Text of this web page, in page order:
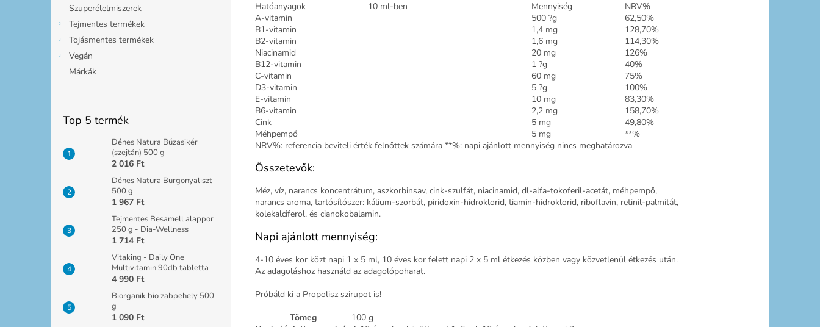
Szuperélelmiszerek
Tejmentes termékek
Tojásmentes termékek
Vegán
Márkák
Top 5 termék
Dénes Natura Búzasikér
(szejtán) 500 g
2 016 Ft
Dénes Natura Burgonyaliszt
500 g
1 967 Ft
Tejmentes Besamell alappor
250 g - Dia-Wellness
1 714 Ft
Vitaking - Daily One
Multivitamin 90db tabletta
4 990 Ft
Biorganik bio zabpehely 500
g
1 090 Ft
Hatóanyagok 10 ml-ben Mennyiség
NRV%
A-vitamin
500 ?g
62,50%
B1-vitamin
1,4 mg
128,70%
B2-vitamin
1,6 mg
114,30%
Niacinamid
20 mg
126%
B12-vitamin
1 ?g
40%
C-vitamin
60 mg
75%
D3-vitamin
5 ?g
100%
E-vitamin
10 mg
83,30%
B6-vitamin
2,2 mg
158,70%
Cink
5 mg
49,80%
Méhpempő
5 mg
**%
NRV%: referencia beviteli érték felnőttek számára **%: napi ajánlott mennyiség nincs meghatározva
Összetevők:
Méz, víz, narancs koncentrátum, aszkorbinsav, cink-szulfát, niacinamid, dl-alfa-tokoferil-acetát, méhpempő,
narancs aroma, tartósítószer: kálium-szorbát, piridoxin-hidroklorid, tiamin-hidroklorid, riboflavin, retinil-palmitát,
kolekalciferol, és cianokobalamin.
Napi ajánlott mennyiség:
4-10 éves kor közt napi 1 x 5 ml, 10 éves kor felett napi 2 x 5 ml étkezés közben vagy közvetlenül étkezés után.
Az adagoláshoz használd az adagolópoharat.
Próbáld ki a Propolisz szirupot is!
Tömeg
100 g